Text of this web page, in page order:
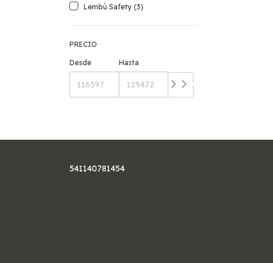
Lembú Safety (3)
PRECIO
Desde Hasta
541140781454